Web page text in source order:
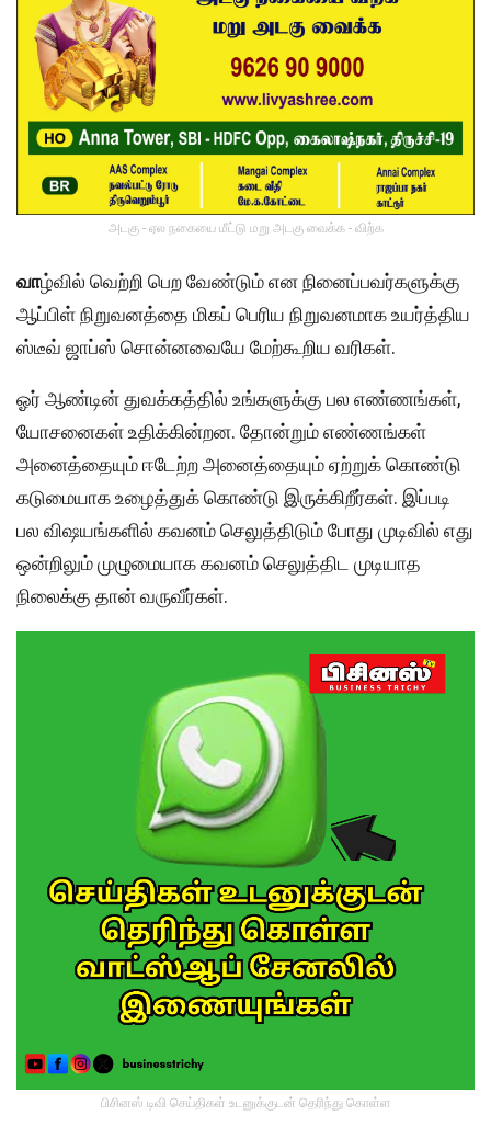
அடகு - ஏல நகையை மீட்டு மறு அடகு வைக்க - விற்க
வாழ்வில் வெற்றி பெற வேண்டும் என நினைப்பவர்களுக்கு
ஆப்பிள் நிறுவனத்தை மிகப் பெரிய நிறுவனமாக உயர்த்திய
ஸ்டீவ் ஜாப்ஸ் சொன்னவையே மேற்கூறிய வரிகள்.
ஓர் ஆண்டின் துவக்கத்தில் உங்களுக்கு பல எண்ணங்கள்,
யோசனைகள் உதிக்கின்றன. தோன்றும் எண்ணங்கள்
அனைத்தையும் ஈடேற்ற அனைத்தையும் ஏற்றுக் கொண்டு
கடுமையாக உழைத்துக் கொண்டு இருக்கிறீர்கள். இப்படி
பல விஷயங்களில் கவனம் செலுத்திடும் போது முடிவில் எது
ஒன்றிலும் முழுமையாக கவனம் செலுத்திட முடியாத
நிலைக்கு தான் வருவீர்கள்.
பிசினஸ் டிவி செய்திகள் உடனுக்குடன் தெரிந்து கொள்ள